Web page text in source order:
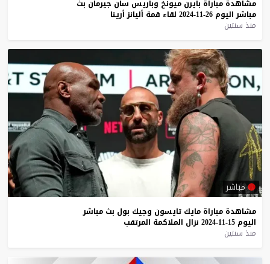
مشاهدة مباراة بايرن ميونخ وباريس سان جيرمان بث
مباشر اليوم 26-11-2024 لقاء قمة أليانز أرينا
منذ سنتين
مباشر
مشاهدة مباراة مايك تايسون وجيك بول بث مباشر
اليوم 15-11-2024 نزال الملاكمة المرتقب
منذ سنتين